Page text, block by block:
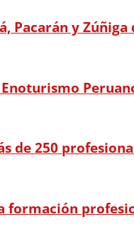
y Zúñiga
de 250
formación